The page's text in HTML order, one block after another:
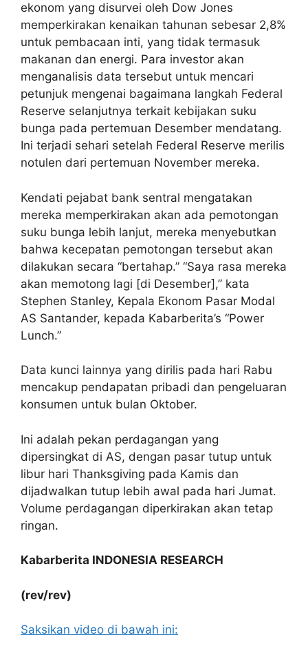
ekonom yang disurvei oleh Dow Jones
memperkirakan kenaikan tahunan sebesar 2,8%
untuk pembacaan inti, yang tidak termasuk
makanan dan energi. Para investor akan
menganalisis data tersebut untuk mencari
petunjuk mengenai bagaimana langkah Federal
Reserve selanjutnya terkait kebijakan suku
bunga pada pertemuan Desember mendatang.
Ini terjadi sehari setelah Federal Reserve merilis
notulen dari pertemuan November mereka.
Kendati pejabat bank sentral mengatakan
mereka memperkirakan akan ada pemotongan
suku bunga lebih lanjut, mereka menyebutkan
bahwa kecepatan pemotongan tersebut akan
dilakukan secara “bertahap.” “Saya rasa mereka
akan memotong lagi [di Desember],” kata
Stephen Stanley, Kepala Ekonom Pasar Modal
AS Santander, kepada Kabarberita’s “Power
Lunch.”
Data kunci lainnya yang dirilis pada hari Rabu
mencakup pendapatan pribadi dan pengeluaran
konsumen untuk bulan Oktober.
Ini adalah pekan perdagangan yang
dipersingkat di AS, dengan pasar tutup untuk
libur hari Thanksgiving pada Kamis dan
dijadwalkan tutup lebih awal pada hari Jumat.
Volume perdagangan diperkirakan akan tetap
ringan.
Kabarberita INDONESIA RESEARCH
(rev/rev)
Saksikan video di bawah ini: